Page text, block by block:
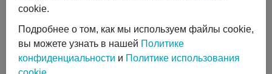
#Сравнение технологий
#Ремонт и обслуживание
#коботы
#автоматизация сварки
#Транспортировка жидких газов
cookie.
Подробнее о том, как мы используем файлы cookie,
вы можете узнать в нашей Политике
конфиденциальности и Политике использования